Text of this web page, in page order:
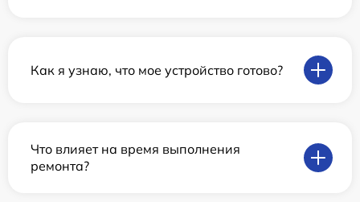
Как я узнаю, что мое устройство готово?
Что влияет на время выполнения
ремонта?